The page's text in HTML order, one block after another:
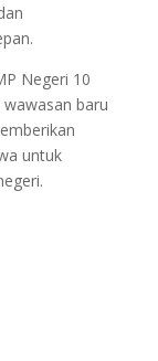
Negeri 10
baru
untuk